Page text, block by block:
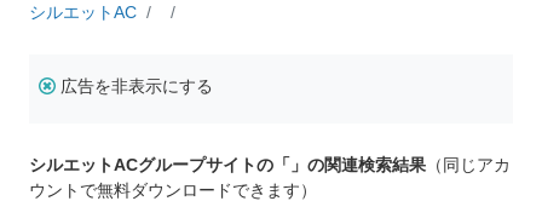
シルエットAC
広告を非表示にする
シルエットACグループサイトの「」の関連検索結果 （同じアカ
ウントで無料ダウンロードできます）